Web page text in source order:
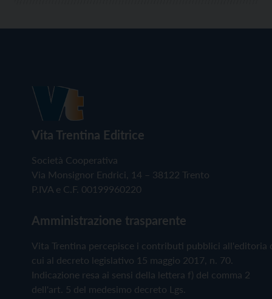
Vita Trentina Editrice
Società Cooperativa
Via Monsignor Endrici, 14 – 38122 Trento
P.IVA e C.F. 00199960220
Amministrazione trasparente
Vita Trentina percepisce i contributi pubblici all'editoria
cui al decreto legislativo 15 maggio 2017, n. 70.
Indicazione resa ai sensi della lettera f) del comma 2
dell'art. 5 del medesimo decreto Lgs.